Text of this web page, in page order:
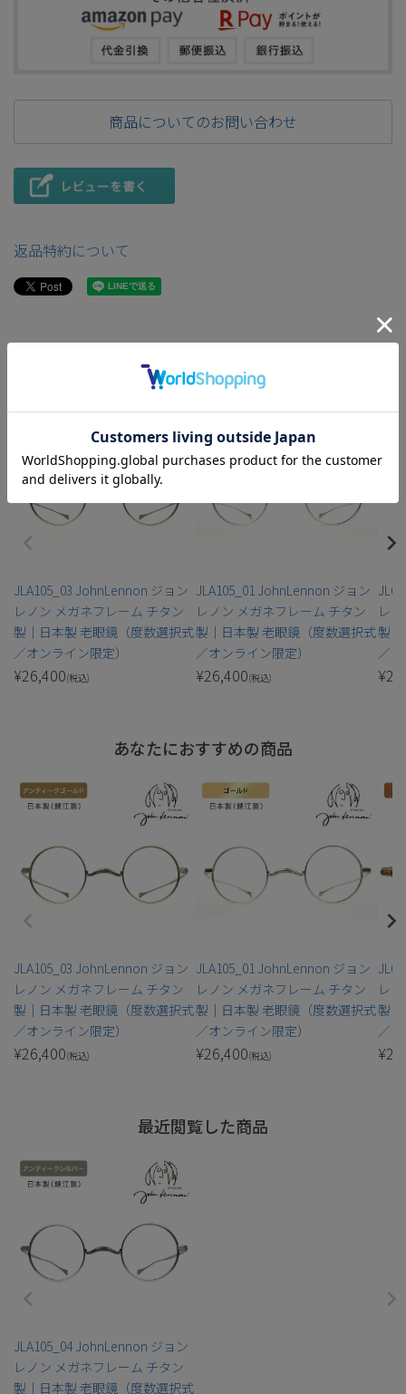
商品についてのお問い合わせ
返品特約について
こちらの商品もおすすめです
JLA105_03 JohnLennon ジョン
レノン メガネフレーム チタン
製｜日本製 老眼鏡（度数選択式
／オンライン限定）
¥26,400(税込)
JLA105_01 JohnLennon ジョン
レノン メガネフレーム チタン
製｜日本製 老眼鏡（度数選択式
／オンライン限定）
¥26,400(税込)
レ
製
／
¥
あなたにおすすめの商品
JLA105_03 JohnLennon ジョン
レノン メガネフレーム チタン
製｜日本製 老眼鏡（度数選択式
／オンライン限定）
¥26,400(税込)
JLA105_01 JohnLennon ジョン
レノン メガネフレーム チタン
製｜日本製 老眼鏡（度数選択式
／オンライン限定）
¥26,400(税込)
レ
製
／
¥
最近閲覧した商品
JLA105_04 JohnLennon ジョン
レノン メガネフレーム チタン
製｜日本製 老眼鏡（度数選択式